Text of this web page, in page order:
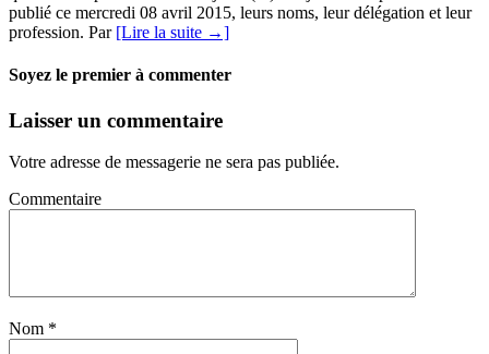
publié ce mercredi 08 avril 2015, leurs noms, leur délégation et leur
profession. Par [Lire la suite →]
Soyez le premier à commenter
Laisser un commentaire
Votre adresse de messagerie ne sera pas publiée.
Commentaire
Nom *